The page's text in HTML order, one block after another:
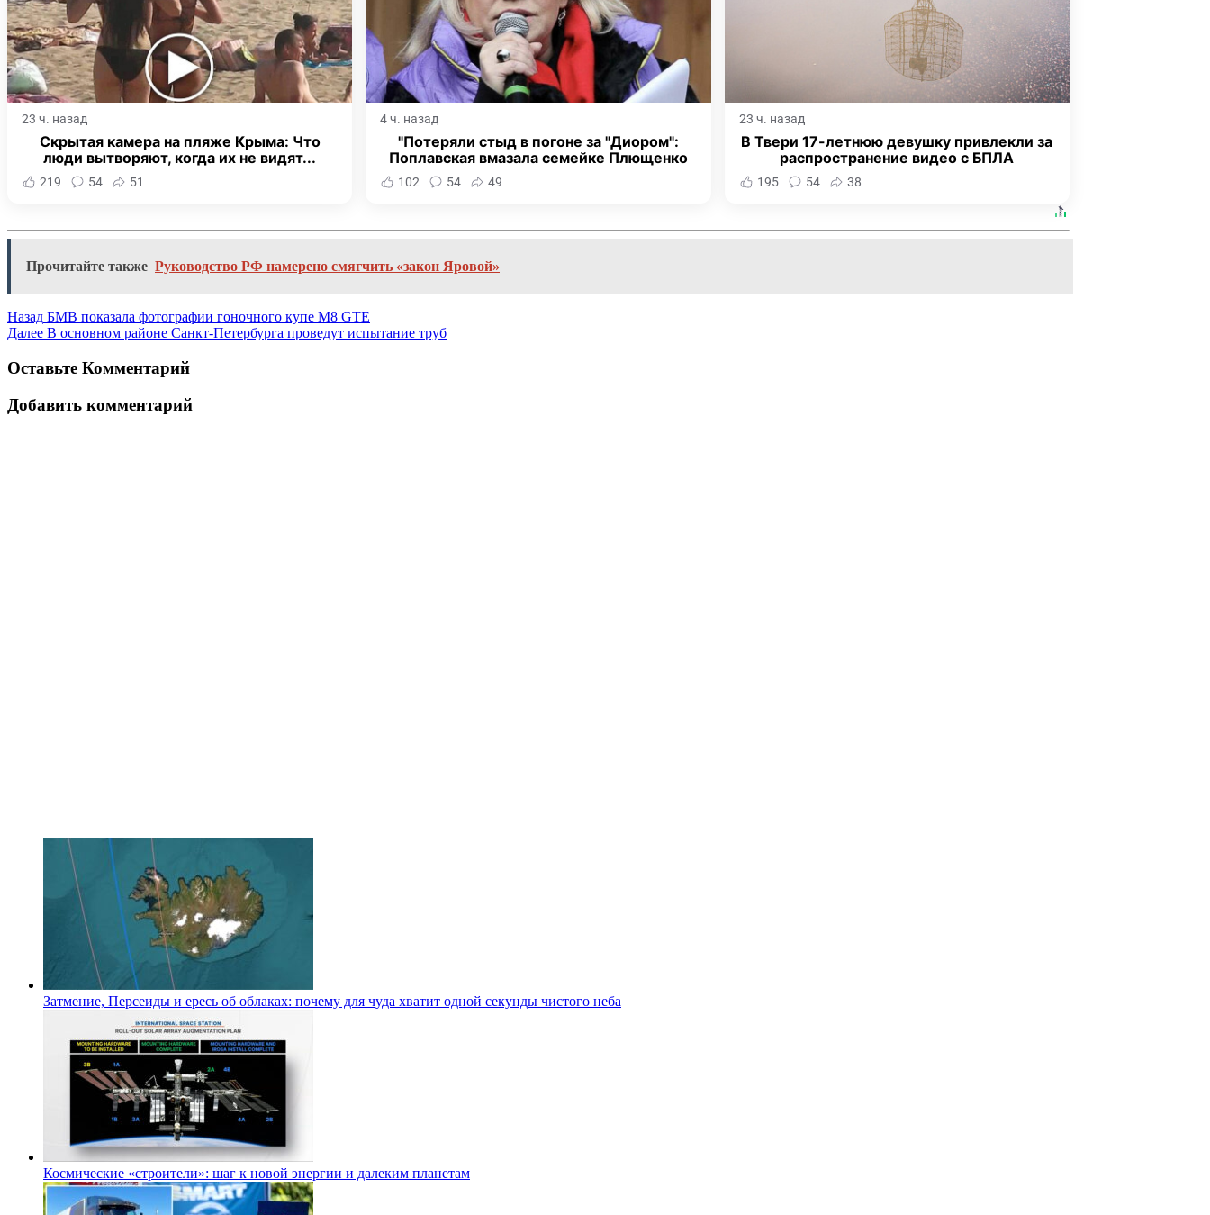
23 ч. назад
Скрытая камера на пляже Крыма: Что
люди вытворяют, когда их не видят...
219 54 51
4 ч. назад
"Потеряли стыд в погоне за "Диором":
Поплавская вмазала семейке Плющенко
102 54 49
23 ч. назад
В Твери 17-летнюю девушку привлекли за
распространение видео с БПЛА
195 54 38
Прочитайте также Руководство РФ намерено смягчить «закон Яровой»
Назад БМВ показала фотографии гоночного купе M8 GTE
Далее В основном районе Санкт-Петербурга проведут испытание труб
Оставьте Комментарий
Добавить комментарий
Затмение, Персеиды и ересь об облаках: почему для чуда хватит одной секунды чистого неба
Космические «строители»: шаг к новой энергии и далеким планетам